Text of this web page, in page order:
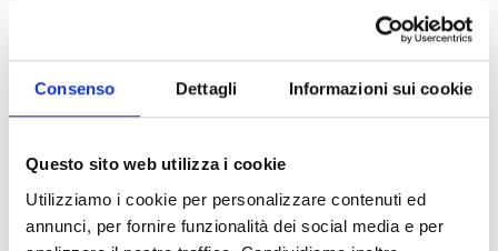
Consenso Dettagli Informazioni sui cookie
Questo sito web utilizza i cookie
Utilizziamo i cookie per personalizzare contenuti ed
annunci, per fornire funzionalità dei social media e per
I muffin di albumi gusto pizza sono una ricetta
leggera e sfiziosissima, perfetti come antipasto o
come utilizzarli se non facendo dei deliziosi
muffin salati con pomodoro, formaggio ed
origano? Dovete provarli, sono morbidissimi!